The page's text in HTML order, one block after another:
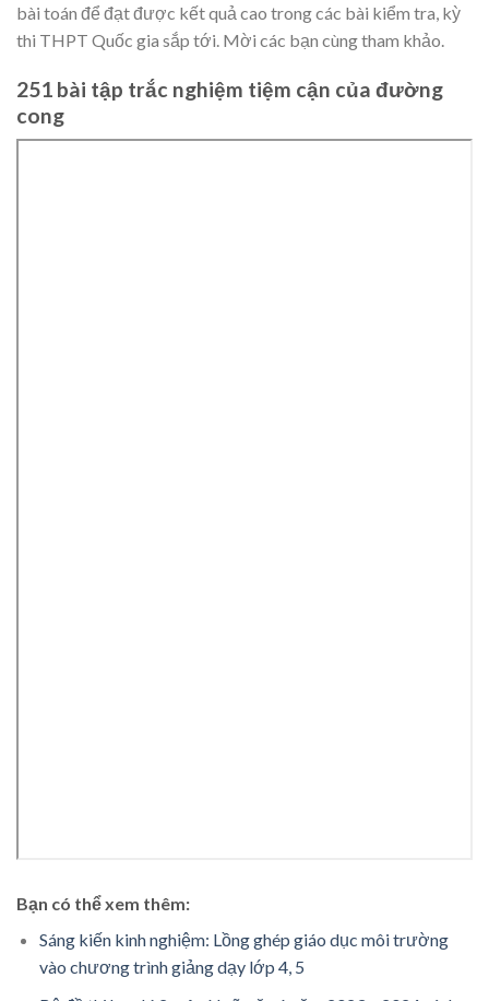
bài toán để đạt được kết quả cao trong các bài kiểm tra, kỳ
thi THPT Quốc gia sắp tới. Mời các bạn cùng tham khảo.
251 bài tập trắc nghiệm tiệm cận của đường
cong
Bạn có thể xem thêm:
Sáng kiến kinh nghiệm: Lồng ghép giáo dục môi trường
vào chương trình giảng dạy lớp 4, 5